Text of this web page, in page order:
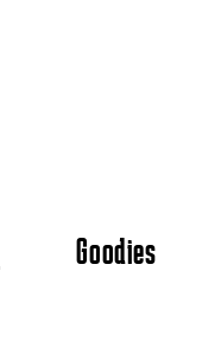
Goodies